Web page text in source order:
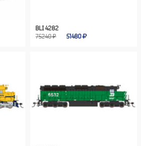
BLI 4282
75240 ₽
51480